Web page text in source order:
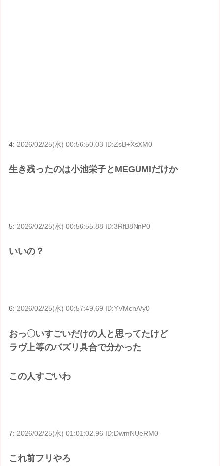
4: 2026/02/25(水) 00:56:50.03 ID:ZsB+XsXM0
生き残ったのは小池栄子とMEGUMIだけか
5: 2026/02/25(水) 00:56:55.88 ID:3RfB8NnP0
いいの？
6:2026/02/25(水) 00:57:49.69 ID:YVMchA/y0
おっ〇いすごいだけの人と思ってたけど
ラヴ上等のバズリ具合で分かった
この人すごいわ
7: 2026/02/25(水) 01:01:02.96 ID:DwmNUeRM0
これ前フリやろ